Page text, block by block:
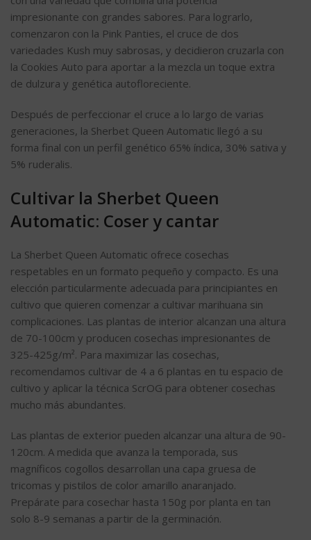
impresionante con grandes sabores. Para lograrlo,
comenzaron con la Pink Panties, el cruce de dos
variedades Kush muy sabrosas, y decidieron cruzarla con
la Cookies Auto para aportar a la mezcla un toque extra
de dulzura y genética autofloreciente.
Después de perfeccionar el cruce a lo largo de varias
generaciones, la Sherbet Queen Automatic llegó a su
forma final con un perfil genético 65% índica, 30% sativa y
5% ruderalis.
Cultivar la Sherbet Queen
Automatic: Coser y cantar
La Sherbet Queen Automatic ofrece cosechas
respetables en un formato pequeño y compacto. Es una
elección particularmente adecuada para principiantes en
cultivo que quieren comenzar a cultivar marihuana sin
complicaciones. Las plantas de interior alcanzan una altura
de 70-100cm y producen cosechas impresionantes de
325-425g/m². Para maximizar las cosechas,
recomendamos cultivar de 4 a 6 plantas en tu espacio de
cultivo y aplicar la técnica ScrOG para obtener cosechas
mucho más abundantes.
Las plantas de exterior pueden alcanzar una altura de 90-
120cm. A medida que avanza la temporada, sus
magníficos cogollos desarrollan una capa gruesa de
tricomas y pistilos de color amarillo anaranjado.
Prepárate para cosechar hasta 150g por planta en tan
solo 8-9 semanas a partir de la germinación.